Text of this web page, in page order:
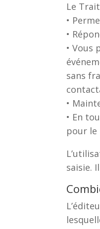
Le
•
•
• Vous
sans
•
• En
pour le
saisie.